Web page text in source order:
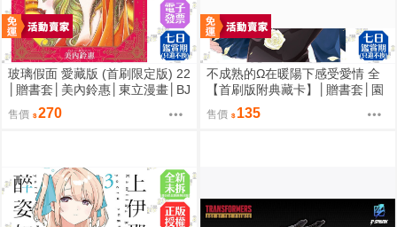
玻璃假面 愛藏版 (首刷限定版) 22
│贈書套│美內鈴惠│東立漫畫│BJ
4動漫
售價 270
不成熟的Ω在暖陽下感受愛情 全
【首刷版附典藏卡】│贈書套│園
瀬 もち│東立BL漫畫│BJ4動漫
售價 135